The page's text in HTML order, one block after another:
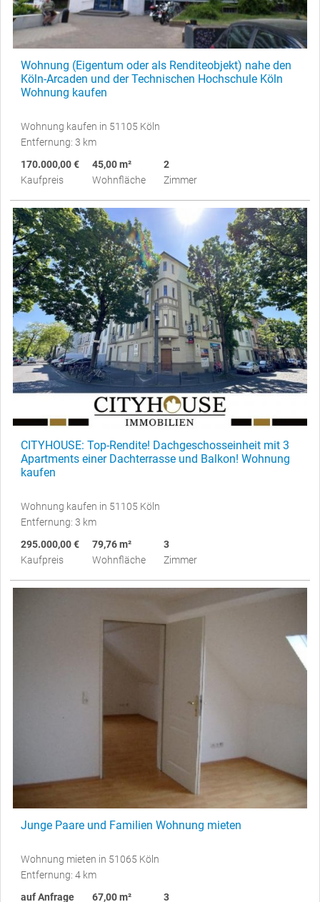
Wohnung (Eigentum oder als Renditeobjekt) nahe den
Köln-Arcaden und der Technischen Hochschule Köln
Wohnung kaufen
Wohnung kaufen in 51105 Köln
Entfernung: 3 km
170.000,00 €
Kaufpreis
45,00 m²
Wohnfläche
2
Zimmer
CITYHOUSE: Top-Rendite! Dachgeschosseinheit mit 3
Apartments einer Dachterrasse und Balkon! Wohnung
kaufen
Wohnung kaufen in 51105 Köln
Entfernung: 3 km
295.000,00 €
Kaufpreis
79,76 m²
Wohnfläche
3
Zimmer
Junge Paare und Familien Wohnung mieten
Wohnung mieten in 51065 Köln
Entfernung: 4 km
auf Anfrage
67,00 m² 3